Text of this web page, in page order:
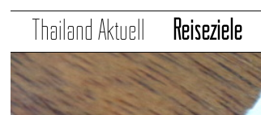
Thailand Aktuell Reiseziele